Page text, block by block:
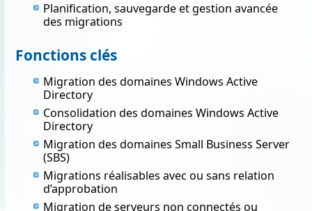
Planification, sauvegarde et gestion avancée
des migrations
Fonctions clés
Migration des domaines Windows Active
Directory
Consolidation des domaines Windows Active
Directory
Migration des domaines Small Business Server
(SBS)
Migrations réalisables avec ou sans relation
d’approbation
Migration de serveurs non connectés ou